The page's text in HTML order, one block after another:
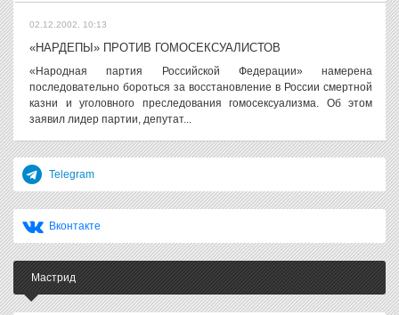
02.12.2002, 10:13
«НАРДЕПЫ» ПРОТИВ ГОМОСЕКСУАЛИСТОВ
«Народная партия Российской Федерации» намерена
последовательно бороться за восстановление в России смертной
казни и уголовного преследования гомосексуализма. Об этом
заявил лидер партии, депутат...
Telegram
Вконтакте
Мастрид